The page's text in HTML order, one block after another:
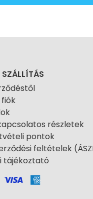
SZÁLLÍTÁS
fiók
részletek
pontok
feltételek
tájékoztató